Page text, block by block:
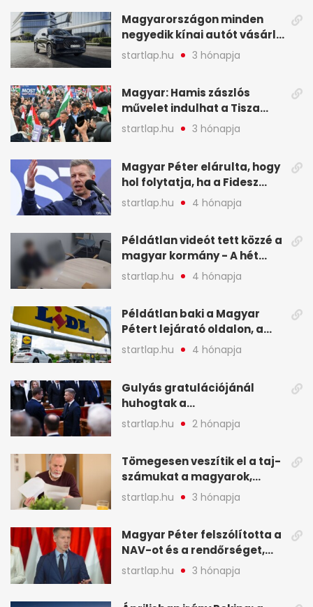
Magyarországon minden
negyedik kínai autót vásárló
a Chery mellett döntött (X)
startlap.hu 3 hónapja
Magyar: Hamis zászlós
művelet indulhat a Tisza
ellen a választás napján - A
hét legfontosabb eseményei
startlap.hu 3 hónapja
Magyar Péter elárulta, hogy
hol folytatja, ha a Fidesz
nyeri a választást - A hét
legfontosabb hírei
startlap.hu 4 hónapja
Példátlan videót tett közzé a
magyar kormány - A hét
legfontosabb hírei
képekben
startlap.hu 4 hónapja
Példátlan baki a Magyar
Pétert lejárató oldalon, a
Lidlnek azonnal lépnie
kellett - A hét legfontosabb
startlap.hu 4 hónapja
Gulyás gratulációjánál
huhogtak a
leghangosabban, miután
Magyart miniszterelnökké
legfontosabb hírei
képekben
startlap.hu 2 hónapja
Tömegesen veszítik el a taj-
számukat a magyarok,
sokak ellen eljárást indít a
NAV - A hét hírei képekben
startlap.hu 3 hónapja
Magyar Péter felszólította a
NAV-ot és a rendőrséget,
tartóztassák le a NER-es
oligarchákat - A hét
startlap.hu 3 hónapja